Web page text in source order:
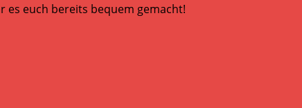
es euch bereits bequem gemacht!